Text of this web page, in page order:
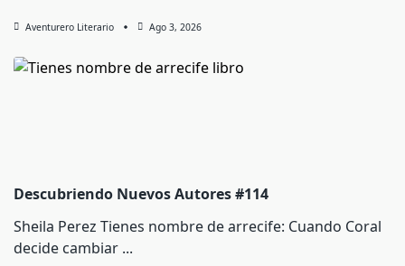
Aventurero Literario Ago 3, 2026
Descubriendo Nuevos Autores #114
Sheila Perez Tienes nombre de arrecife: Cuando Coral
decide cambiar ...